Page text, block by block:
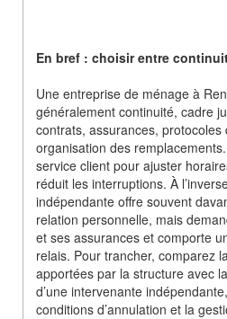
En bref : choisir entre
Une entreprise de ménage à
généralement continuité, cadre
contrats, assurances,
organisation des
service client pour ajuster
réduit les interruptions. À
indépendante offre souvent
relation personnelle, mais
et ses assurances et comporte
relais. Pour trancher, comparez
apportées par la structure avec
d’une intervenante
conditions d’annulation et la